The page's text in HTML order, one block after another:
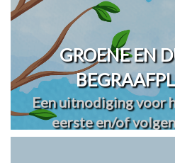
GROENE EN
Een uitnodiging voor
eerste en/of
begraafplaats(en)